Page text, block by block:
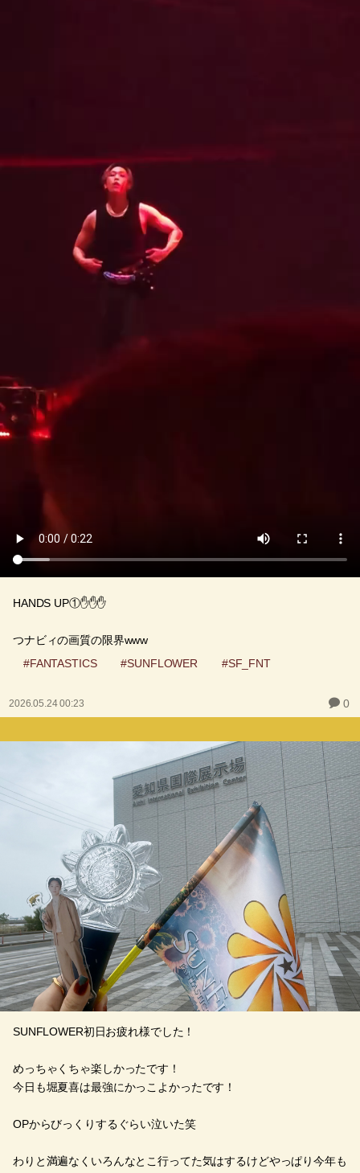
HANDS UP①✋✋✋
つナビィの画質の限界www
#FANTASTICS
#SUNFLOWER #SF_FNT
2026.05.24 00:23 0
SUNFLOWER初日お疲れ様でした！
めっちゃくちゃ楽しかったです！
今日も堀夏喜は最強にかっこよかったです！
OPからびっくりするぐらい泣いた笑
わりと満遍なくいろんなとこ行ってた気はするけどやっぱり今年も